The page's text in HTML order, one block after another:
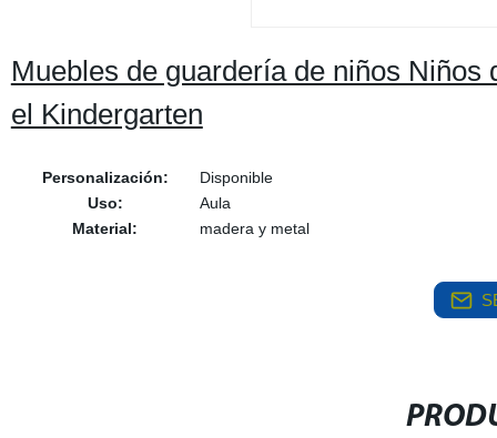
Muebles de guardería de niños
el Kindergarten
Personalización:
Disponible
Uso:
Aula
Material:
madera y metal